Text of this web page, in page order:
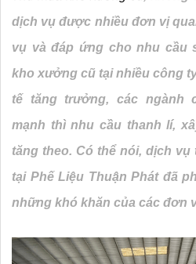
dịch vụ được nhiều đơn vị
vụ và đáp ứng cho nhu cầu
kho xưởng cũ tại nhiều công
tế tăng trưởng, các ngành
mạnh thì nhu cầu thanh lí,
tăng theo. Có thể nói, dịch
tại Phế Liệu Thuận Phát đã
những khó khăn của các đơn